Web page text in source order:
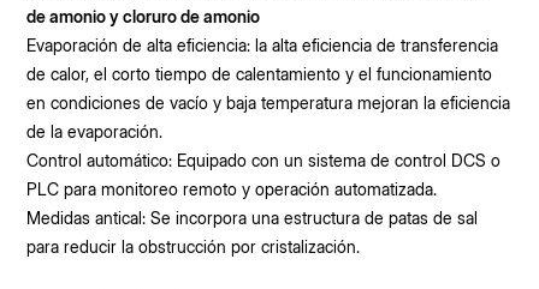
de amonio y cloruro de amonio
Evaporación de alta eficiencia: la alta eficiencia de transferencia
de calor, el corto tiempo de calentamiento y el funcionamiento
en condiciones de vacío y baja temperatura mejoran la eficiencia
de la evaporación.
Control automático: Equipado con un sistema de control DCS o
PLC para monitoreo remoto y operación automatizada.
Medidas antical: Se incorpora una estructura de patas de sal
para reducir la obstrucción por cristalización.